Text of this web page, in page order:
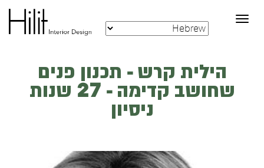
Toggle
navigation
הילית קרש - תכנון פנים
שחושב קדימה - 27 שנות
ניסיון